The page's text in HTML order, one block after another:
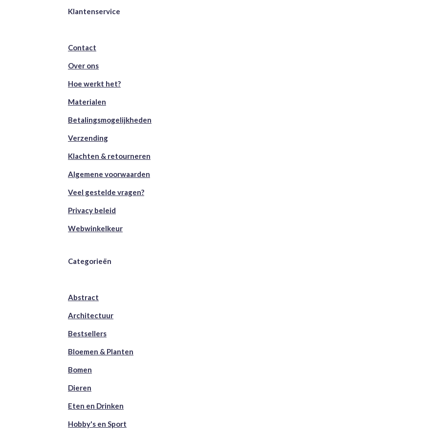
Klantenservice
Contact
Over ons
Hoe werkt het?
Materialen
Betalingsmogelijkheden
Verzending
Klachten & retourneren
Algemene voorwaarden
Veel gestelde vragen?
Privacy beleid
Webwinkelkeur
Categorieën
Abstract
Architectuur
Bestsellers
Bloemen & Planten
Bomen
Dieren
Eten en Drinken
Hobby's en Sport